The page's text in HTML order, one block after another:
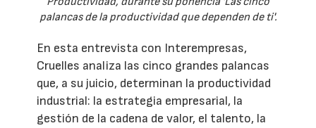
palancas de la productividad que dependen de ti'.
En esta entrevista con Interempresas,
Cruelles analiza las cinco grandes palancas
que, a su juicio, determinan la productividad
industrial: la estrategia empresarial, la
gestión de la cadena de valor, el talento, la